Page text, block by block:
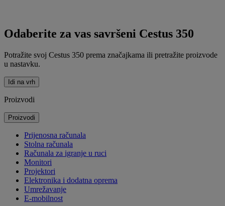
Odaberite za vas savršeni Cestus 350
Potražite svoj Cestus 350 prema značajkama ili pretražite proizvode
u nastavku.
Idi na vrh
Proizvodi
Proizvodi
Prijenosna računala
Stolna računala
Računala za igranje u ruci
Monitori
Projektori
Elektronika i dodatna oprema
Umrežavanje
E-mobilnost